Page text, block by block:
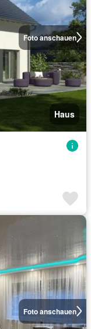
Foto anschauen
Haus
Foto anschauen